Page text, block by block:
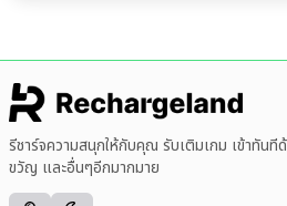
รีชาร์จความสนุกให้กับคุณ รับเติมเกม เข้าทัน
ขวัญ และอื่นๆอีกมากมาย